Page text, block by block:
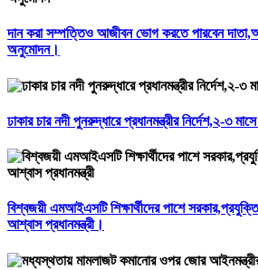
দান করা সম্পত্তিও আজীবন ভোগ করতে পারবেন
অনুমোদন।
ঢাকার চার নদী পুনরুদ্ধারে প্রধানমন্ত্রীর নির্দেশ,২-৩
বিশ্বজয়ী এমআইএসটি শিক্ষার্থীদের পাশে
আশ্বাস প্রধানমন্ত্রী।